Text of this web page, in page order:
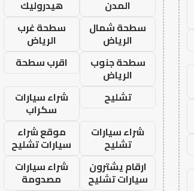
المدن
هيدروليك
سطحة شمال
الرياض
سطحة غرب
الرياض
سطحة جنوب
الرياض
اقرب سطحة
تشليح
شراء سيارات
سكراب
شراء سيارات
تشليح
موقع شراء
سيارات تشليح
ارقام يشترون
سيارات تشليح
شراء سيارات
مصدومة